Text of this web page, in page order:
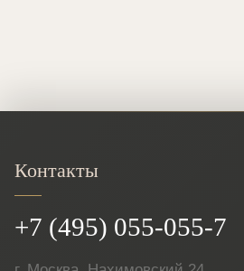
Контакты
+7 (495) 055-055-7